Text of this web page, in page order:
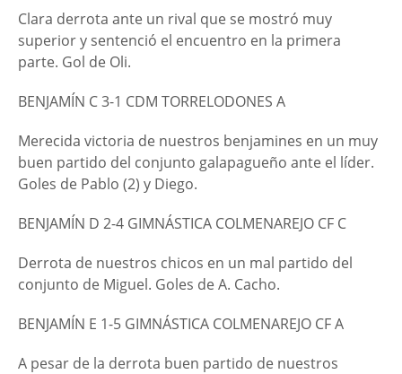
Clara derrota ante un rival que se mostró muy
superior y sentenció el encuentro en la primera
parte. Gol de Oli.
BENJAMÍN C 3-1 CDM TORRELODONES A
Merecida victoria de nuestros benjamines en un muy
buen partido del conjunto galapagueño ante el líder.
Goles de Pablo (2) y Diego.
BENJAMÍN D 2-4 GIMNÁSTICA COLMENAREJO CF C
Derrota de nuestros chicos en un mal partido del
conjunto de Miguel. Goles de A. Cacho.
BENJAMÍN E 1-5 GIMNÁSTICA COLMENAREJO CF A
A pesar de la derrota buen partido de nuestros